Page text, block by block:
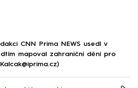
CNN Prima NEWS usedl v
mapoval zahraniční dění pro